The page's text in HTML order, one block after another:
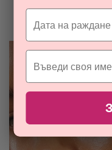
Разгледайте най-